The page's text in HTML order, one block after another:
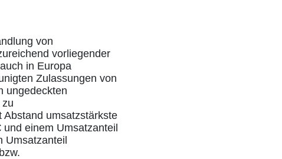
von
vorliegender
in Europa
Zulassungen von
ungedeckten
umsatzstärkste
einem Umsatzanteil
Umsatzanteil